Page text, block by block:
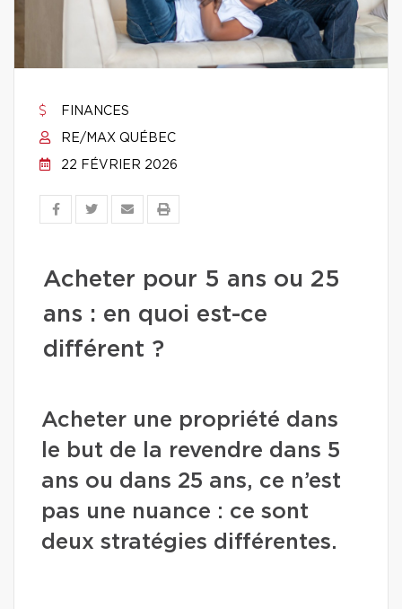
FINANCES
RE/MAX QUÉBEC
22 FÉVRIER 2026
Acheter pour 5 ans ou 25
ans : en quoi est-ce
différent ?
Acheter une propriété dans
le but de la revendre dans 5
ans ou dans 25 ans, ce n’est
pas une nuance : ce sont
deux stratégies différentes.